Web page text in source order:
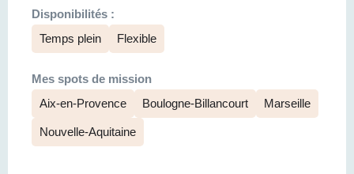
Disponibilités :
Temps plein
Flexible
Mes spots de mission
Aix-en-Provence
Boulogne-Billancourt Marseille
Nouvelle-Aquitaine